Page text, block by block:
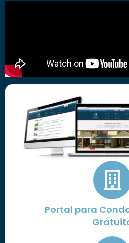
Portal para